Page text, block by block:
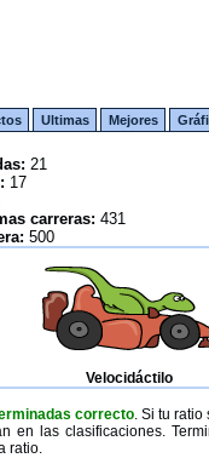
Ultimas Mejores
21
17
carreras: 431
500
Velocidáctilo
correcto. Si tu ratio
en las clasificaciones.
ratio.